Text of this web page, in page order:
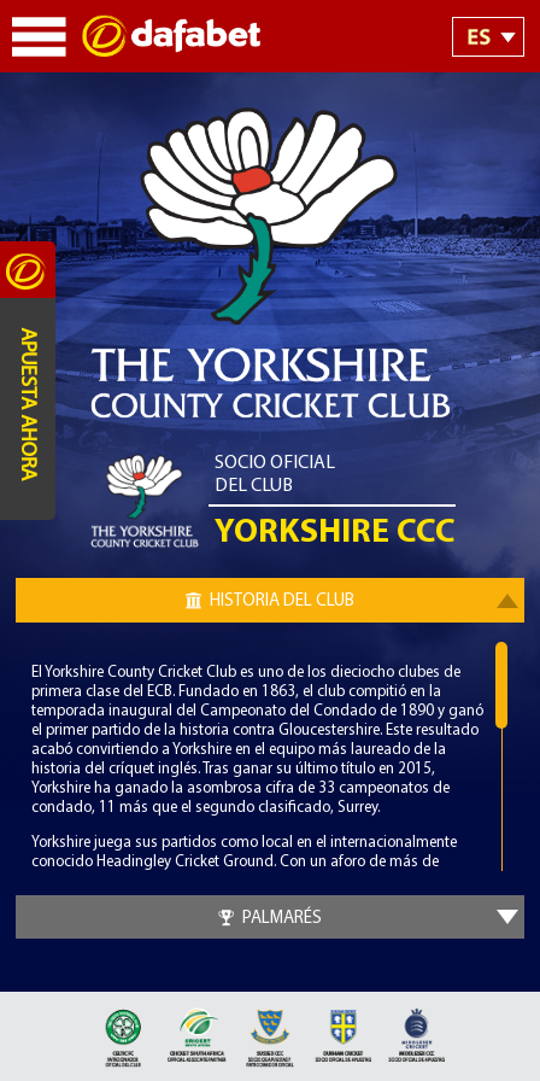
SOCIO OFICIAL
DEL CLUB
YORKSHIRE CCC
HISTORIA DEL CLUB
El Yorkshire County Cricket Club es uno de los dieciocho clubes de
primera clase del ECB. Fundado en 1863, el club compitió en la
temporada inaugural del Campeonato del Condado de 1890 y ganó
el primer partido de la historia contra Gloucestershire. Este resultado
acabó convirtiendo a Yorkshire en el equipo más laureado de la
historia del críquet inglés. Tras ganar su último título en 2015,
Yorkshire ha ganado la asombrosa cifra de 33 campeonatos de
condado, 11 más que el segundo clasificado, Surrey.
Yorkshire juega sus partidos como local en el internacionalmente
conocido Headingley Cricket Ground. Con un aforo de más de
grande de Inglaterra y ha sido un escenario constante tanto de
partidos internacionales como nacionales.
Hawke, Yorkshire dominó el críquet inglés ganando 8 campeonatos
de condado en 15 años. Más recientemente, bajo la capitanía de
Andrew Gale y el entrenamiento de la leyenda australiana Jason
Gillespie, Yorkshire disfrutó de Campeonatos consecutivos en 2014 y
2015. Un posible Tricampeón terminó en el último día cuando
PALMARÉS
APUESTA AHORA